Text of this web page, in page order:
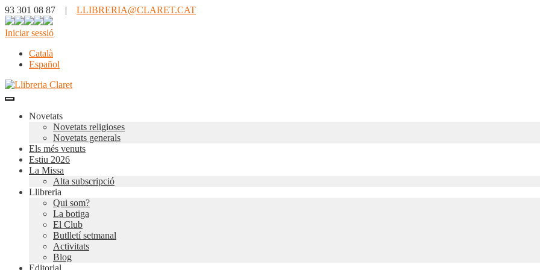
93 301 08 87 | LLIBRERIA@CLARET.CAT
Iniciar sessió
Català
Español
Novetats
Novetats religioses
Novetats generals
Els més venuts
Estiu 2026
La Missa
Alta subscripció
Llibreria
Qui som?
La botiga
El Club
Butlletí setmanal
Activitats
Blog
Editorial